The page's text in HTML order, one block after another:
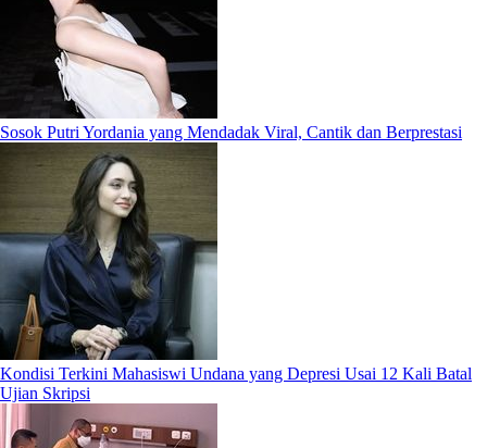
Sosok Putri Yordania yang Mendadak Viral, Cantik dan Berprestasi
Kondisi Terkini Mahasiswi Undana yang Depresi Usai 12 Kali Batal
Ujian Skripsi